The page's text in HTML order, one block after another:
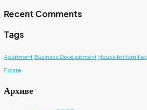
Recent Comments
Tags
Apartment Business Development House for families
Estate
Архиве